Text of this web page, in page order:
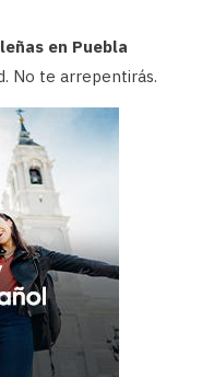
en Puebla
No te arrepentirás.